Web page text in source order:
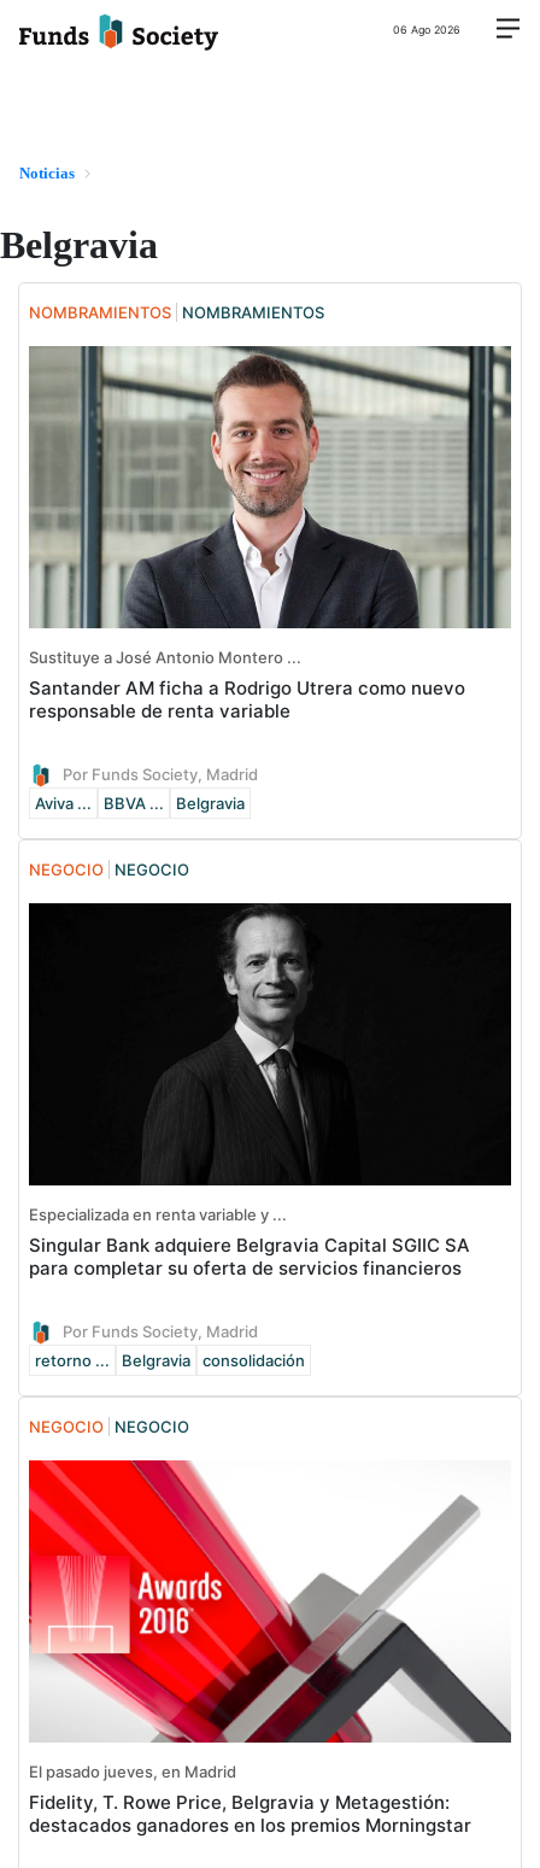
06 Ago 2026
Noticias
Belgravia
NOMBRAMIENTOS NOMBRAMIENTOS
Sustituye a José Antonio Montero ...
Santander AM ficha a Rodrigo Utrera como nuevo
responsable de renta variable
Por Funds Society, Madrid
Aviva ...
BBVA ... Belgravia
NEGOCIO NEGOCIO
Especializada en renta variable y ...
Singular Bank adquiere Belgravia Capital SGIIC SA
para completar su oferta de servicios financieros
Por Funds Society, Madrid
retorno ...
Belgravia consolidación
NEGOCIO NEGOCIO
El pasado jueves, en Madrid
Fidelity, T. Rowe Price, Belgravia y Metagestión:
destacados ganadores en los premios Morningstar